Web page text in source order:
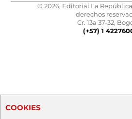
© 2026, Editorial La República
derechos
Cr. 13a 37-32,
(+57) 1
COOKIES